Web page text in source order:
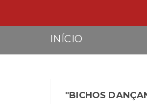
INÍCIO
"BICHOS